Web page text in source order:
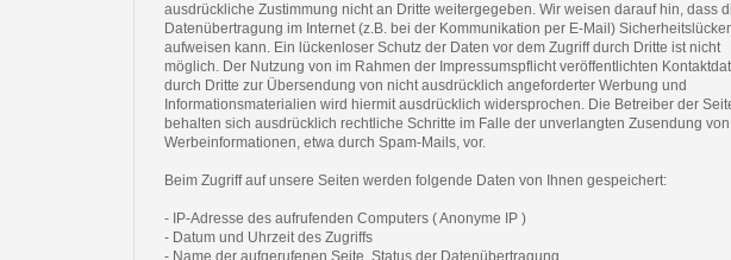
ausdrückliche Zustimmung nicht an Dritte weitergegeben. Wir weisen darauf hin, dass
Datenübertragung im Internet (z.B. bei der Kommunikation per E-Mail)
aufweisen kann. Ein lückenloser Schutz der Daten vor dem Zugriff durch Dritte ist nicht
möglich. Der Nutzung von im Rahmen der Impressumspflicht veröffentlichten
durch Dritte zur Übersendung von nicht ausdrücklich angeforderter Werbung und
Informationsmaterialien wird hiermit ausdrücklich widersprochen. Die Betreiber der
behalten sich ausdrücklich rechtliche Schritte im Falle der unverlangten Zusendung von
Werbeinformationen, etwa durch Spam-Mails, vor.
Beim Zugriff auf unsere Seiten werden folgende Daten von Ihnen gespeichert:
- IP-Adresse des aufrufenden Computers ( Anonyme IP )
- Datum und Uhrzeit des Zugriffs
- Name der aufgerufenen Seite, Status der Datenübertragung